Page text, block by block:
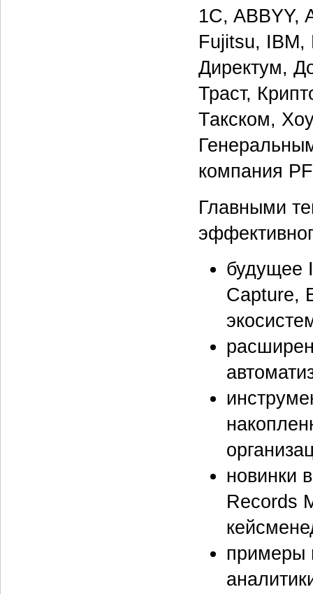
1C, ABBYY,
Fujitsu, IBM,
Директум,
Траст,
Такском,
компания
Главными
будущее
Capture,
новинки
Records
примеры